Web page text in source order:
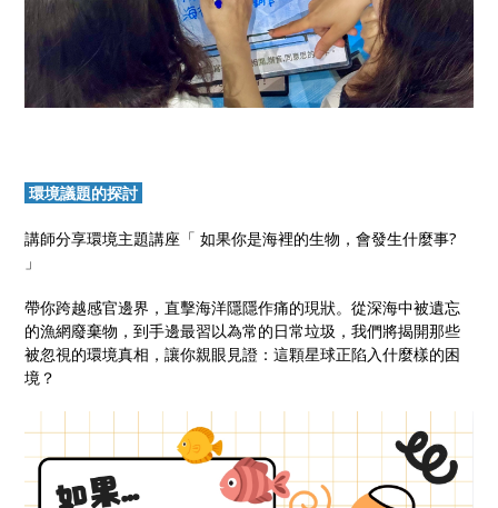
環境議題的探討
講師分享環境主題講座「 如果你是海裡的生物，會發生什麼事?
」
帶你跨越感官邊界，直擊海洋隱隱作痛的現狀。從深海中被遺忘
的漁網廢棄物，到手邊最習以為常的日常垃圾，我們將揭開那些
被忽視的環境真相，讓你親眼見證：這顆星球正陷入什麼樣的困
境？